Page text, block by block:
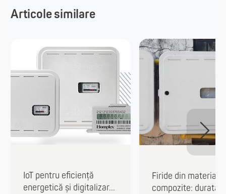
Articole similare
IoT pentru eficiență
energetică și digitalizar...
Firide din materiale
compozite: durată